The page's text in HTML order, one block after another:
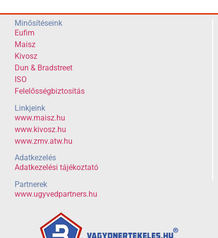
Minősítéseink
Eufim
Maisz
Kivosz
Dun & Bradstreet
ISO
Felelősségbiztosítás
Linkjeink
www.maisz.hu
www.kivosz.hu
www.zmv.atw.hu
Adatkezelés
Adatkezelési tájékoztató
Partnerek
www.ugyvedpartners.hu